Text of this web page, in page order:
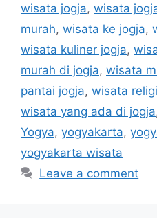
wisata jogja, wisata
murah, wisata ke jogja,
wisata kuliner jogja,
murah di jogja, wisata
pantai jogja, wisata religi
wisata yang ada di jogja
Yogya, yogyakarta,
yogyakarta wisata
Leave a comment